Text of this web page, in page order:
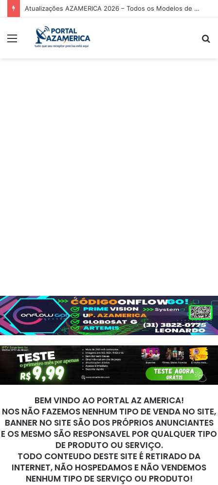
Atualizações AZAMERICA 2026 – Todos os Modelos de Receptores AZAMERICA
BEM VINDO AO PORTAL AZ AMERICA!
NOS NÃO FAZEMOS NENHUM TIPO DE VENDA NO SITE,
BANNER NO SITE SÃO DOS PRÓPRIOS ANUNCIANTES
E OS MESMO SÃO RESPONSAVEL POR QUALQUER TIPO
DE PRODUTO OU SERVIÇO.
TODO CONTEUDO DESTE SITE É RETIRADO DA
INTERNET, NÃO HOSPEDAMOS E NÃO VENDEMOS
NENHUM TIPO DE SERVIÇO OU PRODUTO!